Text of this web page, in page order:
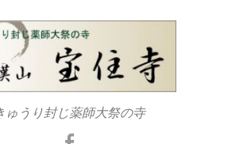
ゅうり封じ薬師大祭の寺